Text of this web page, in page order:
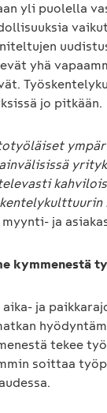
yli puolella
yhä
jo pitkään.
myynti- ja
kymmenestä
aika- ja
tekee
soittaa